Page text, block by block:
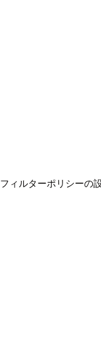
ィルターポリシーの